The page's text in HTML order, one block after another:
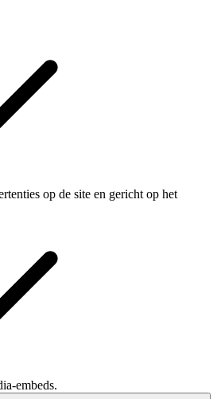
op de site en gericht op het
embeds.